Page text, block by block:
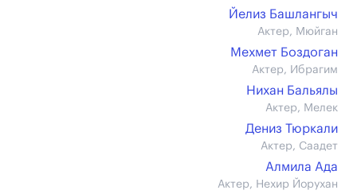
Йелиз Башлангыч
Актер, Мюйган
Мехмет Боздоган
Актер, Ибрагим
Нихан Бальялы
Актер, Мелек
Дениз Тюркали
Актер, Саадет
Алмила Ада
Актер, Нехир Йорухан